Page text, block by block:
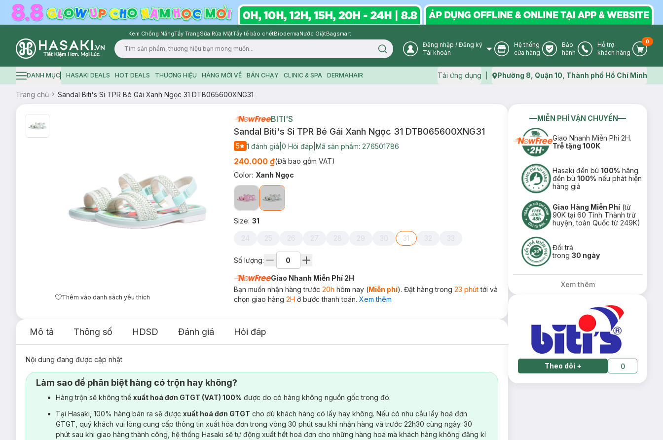
Kem Chống NắngTẩy TrangSữa Rửa MặtTẩy tế bào chếtBiodermaNước GiặtBagsmart
Logo
Search icon User Icon
Đăng nhập / Đăng ký
Tài khoản
Store Icon
Hệ thống
cửa hàng
Warranty Icon
Bảo
hành
Phone Icon
Hỗ trợ
khách hàng
Cart
0
Hamburger icon
DANH MỤC HASAKI DEALS HOT DEALS THƯƠNG HIỆU HÀNG MỚI VỀ BÁN CHẠY CLINIC & SPA DERMAHAIR Tải ứng dụng Map icon
Phường 8, Quận 10, Thành phố Hồ Chí Minh
Trang chủ Sandal Biti's Si TPR Bé Gái Xanh Ngọc 31 DTB065600XNG31
Thêm vào danh sách yêu thích
BITI'S
Sandal Biti's Si TPR Bé Gái Xanh Ngọc 31 DTB065600XNG31
5 1 đánh giá 0 Hỏi đáp Mã sản phẩm: 276501786
240.000 ₫(Đã bao gồm VAT)
Color: Xanh Ngọc
Size: 31
24 25 26 27 28 29 30 31 32 33
Số lượng:
Giao Nhanh Miễn Phí 2H
Bạn muốn nhận hàng trước 20h hôm nay (Miễn phí). Đặt hàng trong 23 phúttới và
chọn giao hàng 2H ở bước thanh toán. Xem thêm
Mô tả Thông số HDSD Đánh giá Hỏi đáp
Nội dung đang được cập nhật
Làm sao để phân biệt hàng có trộn hay không?
Hàng trộn sẽ không thể xuất hoá đơn GTGT (VAT) 100% được do có hàng không nguồn gốc trong đó.
Tại Hasaki, 100% hàng bán ra sẽ được xuất hoá đơn GTGT cho dù khách hàng có lấy hay không. Nếu có nhu cầu lấy hoá đơn
GTGT, quý khách vui lòng cung cấp thông tin xuất hóa đơn trong vòng 30 phút sau khi nhận hàng và trước 22h30 cùng ngày. 30
phút sau khi giao hàng thành công, hệ thống Hasaki sẽ tự động xuất hết hoá đơn cho những hàng hoá mà khách hàng không đăng kí
MIỄN PHÍ VẬN CHUYỂN
Giao Nhanh Miễn Phí 2H.
Trễ tặng 100K
Hasaki đền bù100% hãng
đền bù100% nếu phát hiện
hàng giả
Giao Hàng Miễn Phí (từ
90K tại 60 Tỉnh Thành trừ
huyện, toàn Quốc từ 249K)
Đổi trả
trong30 ngày
Xem thêm
Theo dõi + 0